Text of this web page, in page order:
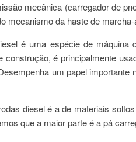
mecânica (carregador de
mecanismo da haste de
é uma espécie de máquina
construção, é principalmente
um papel
diesel é a de materiais
que a maior parte é a pá